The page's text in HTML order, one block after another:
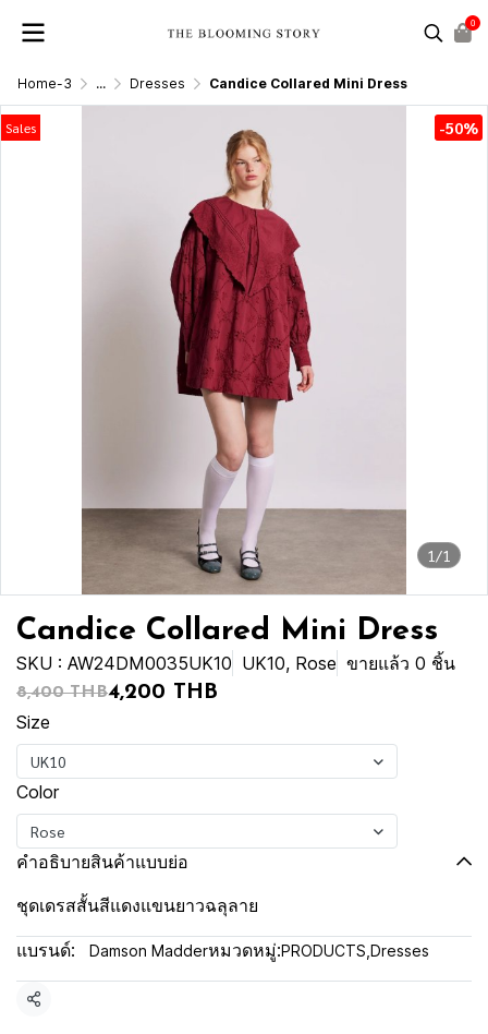
0
Home-3 ... Dresses Candice Collared Mini Dress
1/1
Sales -50%
Candice Collared Mini Dress
SKU : AW24DM0035UK10 UK10, Rose ขายแล้ว 0 ชิ้น
8,400 THB4,200 THB
Size
UK10
Color
Rose
คำอธิบายสินค้าแบบย่อ
ชุดเดรสสั้นสีแดงแขนยาวฉลุลาย
แบรนด์: Damson Madderหมวดหมู่:PRODUCTS Dresses
แชร์